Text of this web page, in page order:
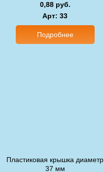
0,88 руб.
Арт: 33
Подробнее
Пластиковая крышка диаметр
37 мм